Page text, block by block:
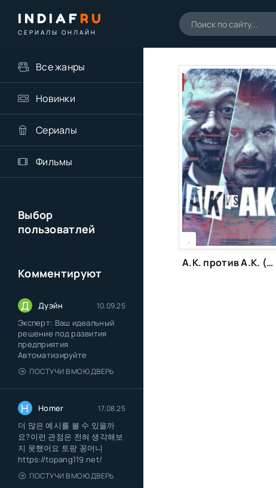
INDIAFRU
СЕРИАЛЫ ОНЛАЙН
Все жанры
Новинки
Сериалы
Фильмы
Выбор
пользоватлей
Комментируют
Д Дуэйн 10.09.25
Эксперт: Ваш идеальный
решение под развития
предприятия
Автоматизируйте
ПОСТУЧИ В МОЮ ДВЕРЬ
H Homer 17.08.25
더 많은 예시를 볼 수 있을까
요?이런 관점은 전혀 생각해보
지 못했어요 토팡 꽁머니
https://topang119.net/
ПОСТУЧИ В МОЮ ДВЕРЬ
[xfgiven_season]
,[/xfgiven_season]
А.К. против А.К. (2020)